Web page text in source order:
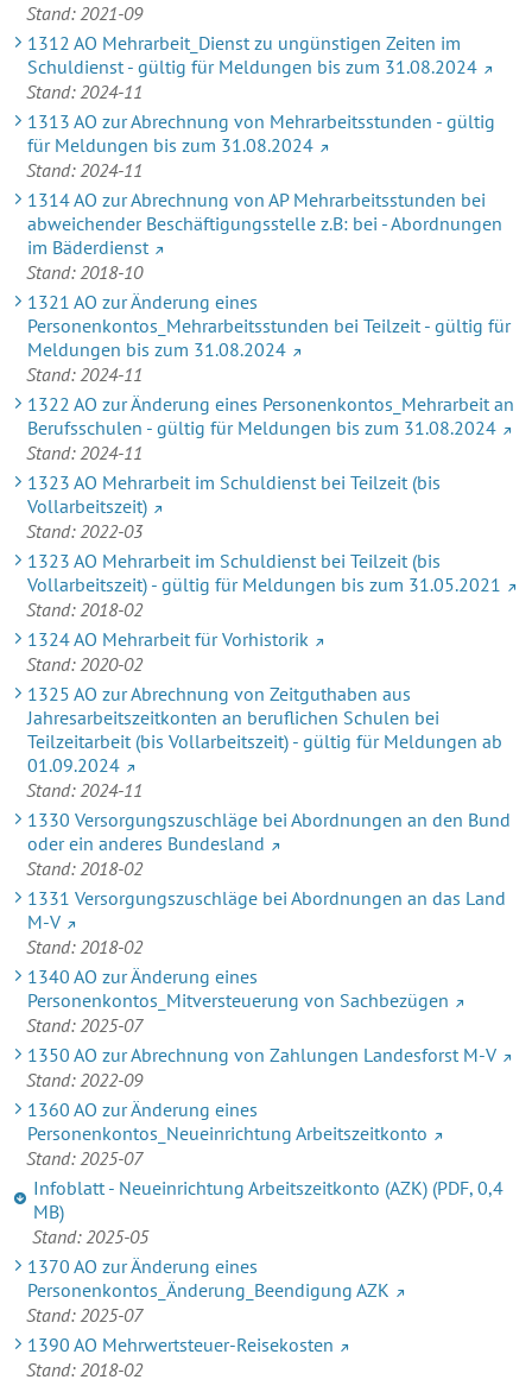
Stand: 2021-09
1312 AO Mehrarbeit_Dienst zu ungünstigen Zeiten im
Schuldienst - gültig für Meldungen bis zum 31.08.2024
Stand: 2024-11
1313 AO zur Abrechnung von Mehrarbeitsstunden - gültig
für Meldungen bis zum 31.08.2024
Stand: 2024-11
1314 AO zur Abrechnung von AP Mehrarbeitsstunden bei
abweichender Beschäftigungsstelle z.B: bei - Abordnungen
im Bäderdienst
Stand: 2018-10
1321 AO zur Änderung eines
Personenkontos_Mehrarbeitsstunden bei Teilzeit - gültig für
Meldungen bis zum 31.08.2024
Stand: 2024-11
1322 AO zur Änderung eines Personenkontos_Mehrarbeit an
Berufsschulen - gültig für Meldungen bis zum 31.08.2024
Stand: 2024-11
1323 AO Mehrarbeit im Schuldienst bei Teilzeit (bis
Vollarbeitszeit)
Stand: 2022-03
1323 AO Mehrarbeit im Schuldienst bei Teilzeit (bis
Vollarbeitszeit) - gültig für Meldungen bis zum 31.05.2021
Stand: 2018-02
1324 AO Mehrarbeit für Vorhistorik
Stand: 2020-02
1325 AO zur Abrechnung von Zeitguthaben aus
Jahresarbeitszeitkonten an beruflichen Schulen bei
Teilzeitarbeit (bis Vollarbeitszeit) - gültig für Meldungen ab
01.09.2024
Stand: 2024-11
1330 Versorgungszuschläge bei Abordnungen an den Bund
oder ein anderes Bundesland
Stand: 2018-02
1331 Versorgungszuschläge bei Abordnungen an das Land
M-V
Stand: 2018-02
1340 AO zur Änderung eines
Personenkontos_Mitversteuerung von Sachbezügen
Stand: 2025-07
1350 AO zur Abrechnung von Zahlungen Landesforst M-V
Stand: 2022-09
1360 AO zur Änderung eines
Personenkontos_Neueinrichtung Arbeitszeitkonto
Stand: 2025-07
Infoblatt - Neueinrichtung Arbeitszeitkonto (AZK) (PDF, 0,4
MB)
Stand: 2025-05
1370 AO zur Änderung eines
Personenkontos_Änderung_Beendigung AZK
Stand: 2025-07
1390 AO Mehrwertsteuer-Reisekosten
Stand: 2018-02